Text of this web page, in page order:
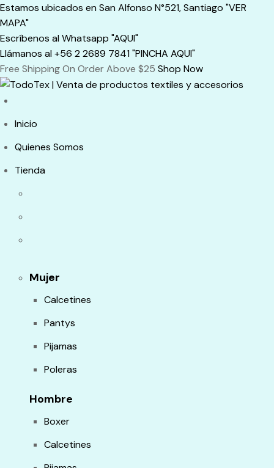
Skip
to
content
Estamos ubicados en San Alfonso N°521, Santiago "VER
MAPA"
Escríbenos al Whatsapp "AQUI"
Llámanos al +56 2 2689 7841 "PINCHA AQUI"
Free Shipping On Order Above $25 Shop Now
Inicio
Quienes Somos
Tienda
Mujer
Calcetines
Pantys
Pijamas
Poleras
Hombre
Boxer
Calcetines